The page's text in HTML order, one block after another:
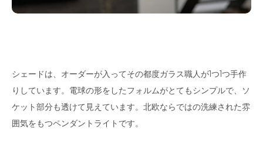
シェードは、オーダーが入ってその都度ガラス職人が1つ1つ手作
りしています。電球の形をしたフォルムがとてもシンプルで、ソ
ケット部分も透けて見えています。北欧ならではの洗練された雰
囲気をもつペンダントライトです。